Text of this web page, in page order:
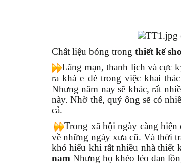
Chất liệu bóng trong thiết kế
Lãng mạn, thanh lịch và cực
ra khá e dè trong việc khai
Nhưng năm nay sẽ khác, rất
này. Nhờ thế, quý ông sẽ có
cả.
Trong xã hội ngày càng
về những ngày xưa cũ. Và thời
khó hiểu khi rất nhiều nhà thiết
nam Nhưng họ khéo léo đan